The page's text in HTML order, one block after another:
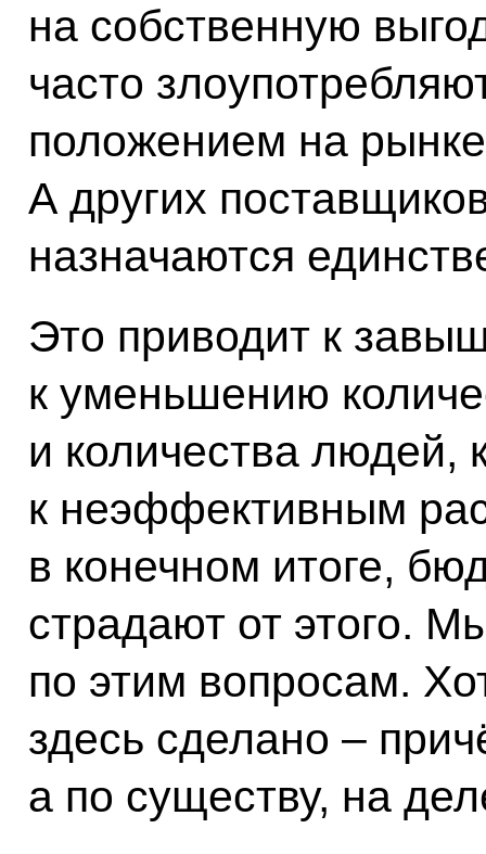
на собственную
часто
положением на
А других
назначаются
Это приводит к
к уменьшению
и количества людей,
к неэффективным
в конечном итоге,
страдают от этого.
по этим вопросам.
здесь сделано –
а по существу, на